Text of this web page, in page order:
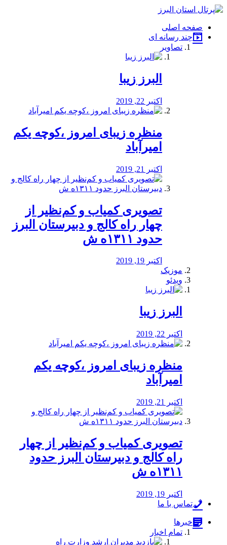
فصد
شرق
تهران
خشکشویی
صفحه اصلی
چند رسانه ای
تصاویر
البرز زیبا
اکتبر 22, 2019
منظره‌‌ زیبای امروز ،کوچه یکم
امیرآباد
اکتبر 21, 2019
️تصویری کمیاب و کم‌نظیر از
چهار راه كالج و دبيرستان البرز
حدود ۱۳۱۱ه ش
اکتبر 19, 2019
موزیک
ویدئو
البرز زیبا
اکتبر 22, 2019
منظره‌‌ زیبای امروز ،کوچه یکم
امیرآباد
اکتبر 21, 2019
️تصویری کمیاب و کم‌نظیر از چهار
راه كالج و دبيرستان البرز حدود
۱۳۱۱ه ش
اکتبر 19, 2019
تماس با ما
خبرها
تمام اخبار